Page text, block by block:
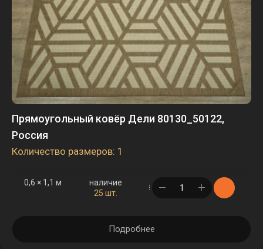
Прямоугольный ковёр Дели 80130_50122,
Россия
Количество размеров: 1
0,6 × 1,1 м
наличие
25 шт.
в корзине
Подробнее